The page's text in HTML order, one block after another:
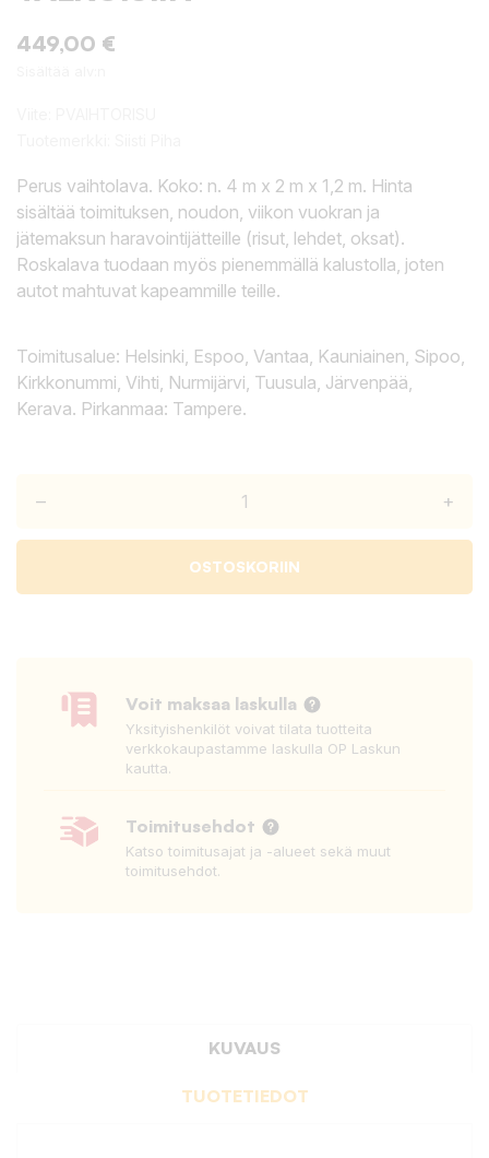
449,00 €
Perus vaihtolava. Koko: n. 4 m x 2 m x 1,2 m. Hinta
sisältää toimituksen, noudon, viikon vuokran ja
jätemaksun haravointijätteille (risut, lehdet, oksat).
Roskalava tuodaan myös pienemmällä kalustolla, joten
autot mahtuvat kapeammille teille.
Toimitusalue: Helsinki, Espoo, Vantaa, Kauniainen, Sipoo,
Kirkkonummi, Vihti, Nurmijärvi, Tuusula, Järvenpää,
Kerava. Pirkanmaa: Tampere.
– +
OSTOSKORIIN
Voit maksaa laskulla
Yksityishenkilöt voivat tilata tuotteita
verkkokaupastamme laskulla OP Laskun
kautta.
Toimitusehdot
Katso toimitusajat ja -alueet sekä muut
toimitusehdot.
KUVAUS
TUOTETIEDOT